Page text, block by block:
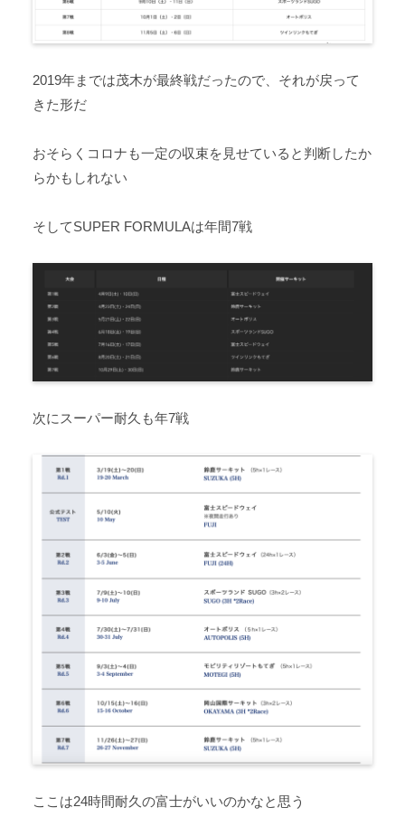
2019年までは茂木が最終戦だったので、それが戻って
きた形だ
おそらくコロナも一定の収束を見せていると判断したか
らかもしれない
そしてSUPER FORMULAは年間7戦
次にスーパー耐久も年7戦
ここは24時間耐久の富士がいいのかなと思う